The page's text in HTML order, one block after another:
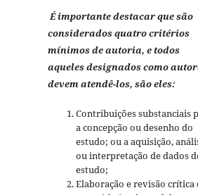
É importante destacar que são
considerados quatro critérios
mínimos de autoria, e todos
aqueles designados como
devem atendê-los, são eles:
Contribuições substanciais
a concepção ou desenho do
estudo; ou a aquisição,
ou interpretação de dados
estudo;
Elaboração e revisão crítica